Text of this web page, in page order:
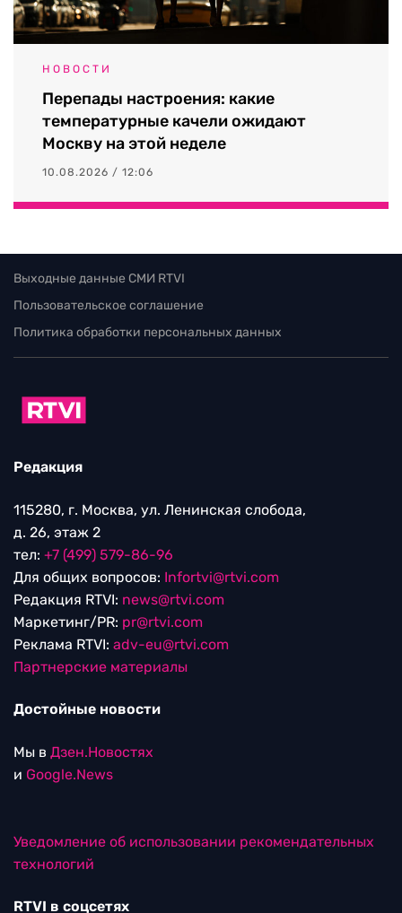
НОВОСТИ
Перепады настроения: какие
температурные качели ожидают
Москву на этой неделе
10.08.2026 / 12:06
Выходные данные СМИ RTVI
Пользовательское соглашение
Политика обработки персональных данных
Редакция
115280, г. Москва, ул. Ленинская слобода,
д. 26, этаж 2
тел: +7 (499) 579-86-96
Для общих вопросов: Infortvi@rtvi.com
Редакция RTVI: news@rtvi.com
Маркетинг/PR: pr@rtvi.com
Реклама RTVI: adv-eu@rtvi.com
Партнерские материалы
Достойные новости
Мы в Дзен.Новостях
и Google.News
Уведомление об использовании рекомендательных
технологий
RTVI в соцсетях